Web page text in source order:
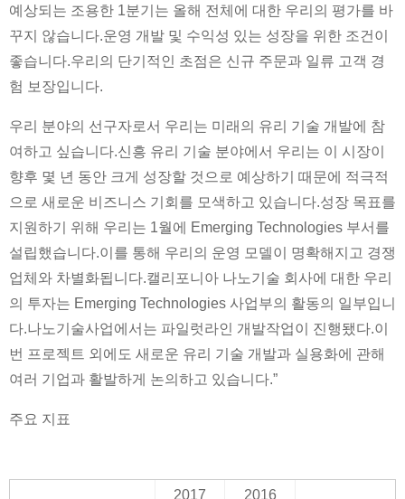
예상되는 조용한 1분기는 올해 전체에 대한 우리의 평가를 바
꾸지 않습니다.운영 개발 및 수익성 있는 성장을 위한 조건이
좋습니다.우리의 단기적인 초점은 신규 주문과 일류 고객 경
험 보장입니다.
우리 분야의 선구자로서 우리는 미래의 유리 기술 개발에 참
여하고 싶습니다.신흥 유리 기술 분야에서 우리는 이 시장이
향후 몇 년 동안 크게 성장할 것으로 예상하기 때문에 적극적
으로 새로운 비즈니스 기회를 모색하고 있습니다.성장 목표를
지원하기 위해 우리는 1월에 Emerging Technologies 부서를
설립했습니다.이를 통해 우리의 운영 모델이 명확해지고 경쟁
업체와 차별화됩니다.캘리포니아 나노기술 회사에 대한 우리
의 투자는 Emerging Technologies 사업부의 활동의 일부입니
다.나노기술사업에서는 파일럿라인 개발작업이 진행됐다.이
번 프로젝트 외에도 새로운 유리 기술 개발과 실용화에 관해
여러 기업과 활발하게 논의하고 있습니다.”
주요 지표
2017 2016